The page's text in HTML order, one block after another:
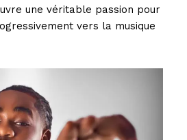
une véritable passion pour
vers la musique